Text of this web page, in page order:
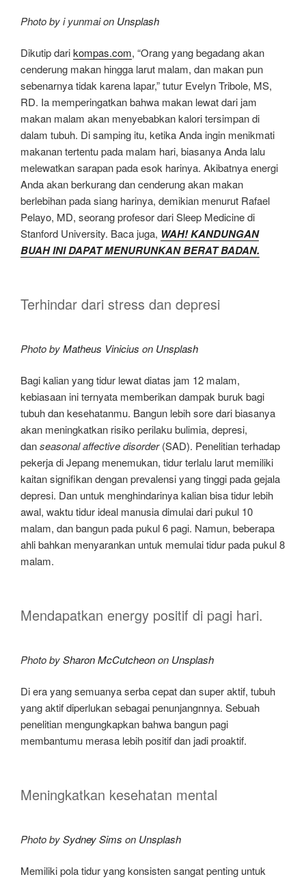
Photo by i yunmai on Unsplash
Dikutip darikompas.com, “Orang yang begadang akan
cenderung makan hingga larut malam, dan makan pun
sebenarnya tidak karena lapar,” tutur Evelyn Tribole, MS,
RD. Ia memperingatkan bahwa makan lewat dari jam
makan malam akan menyebabkan kalori tersimpan di
dalam tubuh. Di samping itu, ketika Anda ingin menikmati
makanan tertentu pada malam hari, biasanya Anda lalu
melewatkan sarapan pada esok harinya. Akibatnya energi
Anda akan berkurang dan cenderung akan makan
berlebihan pada siang harinya, demikian menurut Rafael
Pelayo, MD, seorang profesor dari Sleep Medicine di
Stanford University. Baca juga, WAH! KANDUNGAN
BUAH INI DAPAT MENURUNKAN BERAT BADAN.
Terhindar dari stress dan depresi
Photo byMatheus Vinicius on Unsplash
Bagi kalian yang tidur lewat diatas jam 12 malam,
kebiasaan ini ternyata memberikan dampak buruk bagi
tubuh dan kesehatanmu. Bangun lebih sore dari biasanya
akan meningkatkan risiko perilaku bulimia, depresi,
danseasonal affective disorder(SAD). Penelitian terhadap
pekerja di Jepang menemukan, tidur terlalu larut memiliki
kaitan signifikan dengan prevalensi yang tinggi pada gejala
depresi. Dan untuk menghindarinya kalian bisa tidur lebih
awal, waktu tidur ideal manusia dimulai dari pukul 10
malam, dan bangun pada pukul 6 pagi. Namun, beberapa
ahli bahkan menyarankan untuk memulai tidur pada pukul 8
malam.
Mendapatkan energy positif di pagi hari.
Photo bySharon McCutcheonon Unsplash
Di era yang semuanya serba cepat dan super aktif, tubuh
yang aktif diperlukan sebagai penunjangnnya. Sebuah
penelitian mengungkapkan bahwa bangun pagi
membantumu merasa lebih positif dan jadi proaktif.
Meningkatkan kesehatan mental
Photo bySydney Sims on Unsplash
Memiliki pola tidur yang konsisten sangat penting untuk